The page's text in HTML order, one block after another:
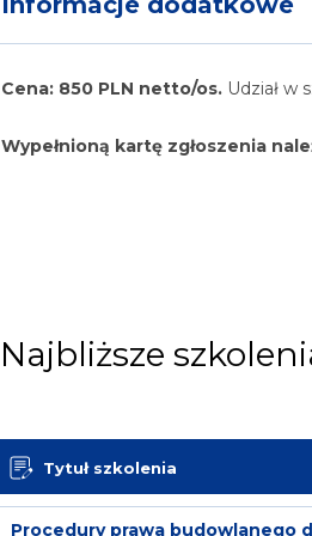
Cena: 850 PLN netto/os. Udział w
Wypełnioną kartę zgłoszenia
Najbliższe
Tytuł szkolenia
Procedury prawa budowlanego